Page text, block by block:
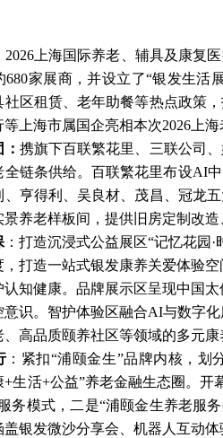
2026上海国际养老、辅具及康复
680家展商，并设立了“银发生活
区租赁、老年助餐等热点政策
等上海市属国企亮相本次2026上海
携旗下百联繁花里、三联公司
全链条供给。百联繁花里布设AI
、亨得利、吴良材、茂昌、冠龙
养老样板间，提供旧房定制改
：打造沉浸式公益展区“记忆花园
，打造一站式银发康养关爱体验
认知健康。品牌展示区呈现中国
识。智护体验区融合AI与数字
高品质颐养社区等领域的多元康
：紧扣“浦颐金生”品牌内核，划
+生活+公益”养老金融生态圈。
务模式，二是“浦颐金生养老服
银发微沙分享会、机器人互动体